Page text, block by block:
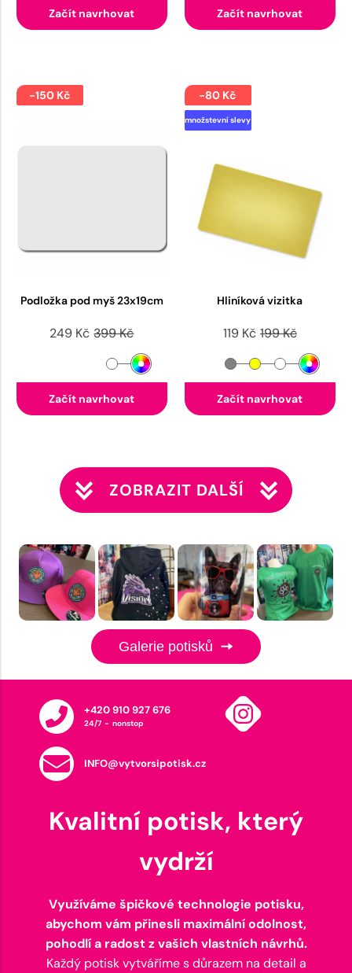
Začít navrhovat Začít navrhovat
-150 Kč
Podložka pod myš 23x19cm
249 Kč 399 Kč
Začít navrhovat
-80 Kč
množstevní slevy
Hliníková vizitka
119 Kč 199 Kč
Začít navrhovat
ZOBRAZIT DALŠÍ
Galerie potisků
+420 910 927 676
24/7 - nonstop
INFO@vytvorsipotisk.cz
Kvalitní potisk, který
vydrží
Využíváme špičkové technologie potisku,
abychom vám přinesli maximální odolnost,
pohodlí a radost z vašich vlastních návrhů.
Každý potisk vytváříme s důrazem na detail a